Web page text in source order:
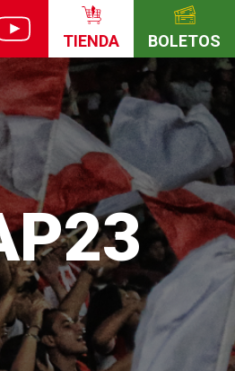
TIENDA BOLETOS